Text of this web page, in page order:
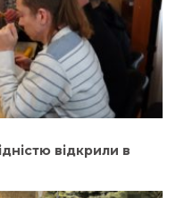
відкрили в